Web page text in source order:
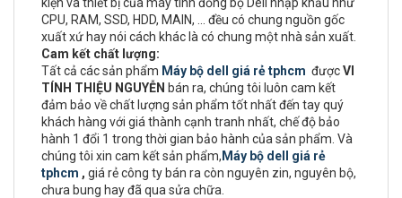
CPU, RAM, SSD, HDD, MAIN, ... đều có chung nguồn gốc
xuất xứ hay nói cách khác là có chung một nhà sản xuất.
Cam kết chất lượng:
Tất cả các sản phẩm Máy bộ dell giá rẻ tphcm đượcVI
TÍNH THIỆU NGUYỄN bán ra, chúng tôi luôn cam kết
đảm bảo về chất lượng sản phẩm tốt nhất đến tay quý
khách hàng với giá thành cạnh tranh nhất, chế độ bảo
hành 1 đổi 1 trong thời gian bảo hành của sản phẩm. Và
chúng tôi xin cam kết sản phẩm, Máy bộ dell giá rẻ
tphcm , giá rẻ công ty bán ra còn nguyên zin, nguyên bộ,
chưa bung hay đã qua sửa chữa.